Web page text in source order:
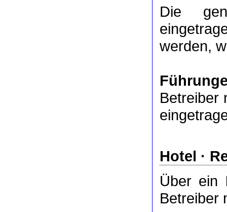
Die
werden,
Betreiber
Hotel ·
Über ein
Betreiber